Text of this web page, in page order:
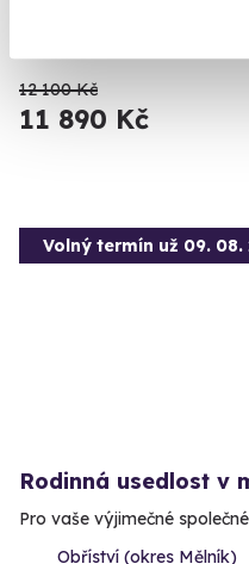
12 100 Kč
11 890 Kč
Volný termín už 09. 08.
Rodinná usedlost v
Pro vaše výjimečné
Obříství (okres Mělník)